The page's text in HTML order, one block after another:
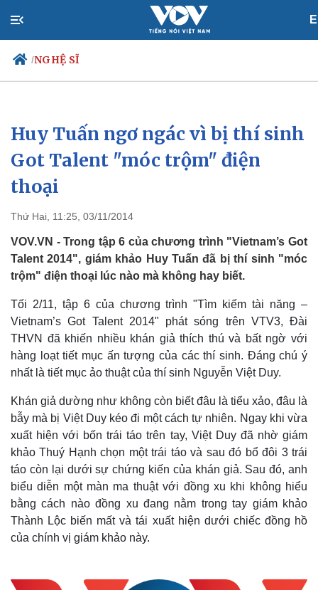
/NGHỆ SĨ
Chính trị
Đảng
Tổ chức nhân sự
Quốc hội
Nhận diện sự thật
Xã hội
Tin 24h
Dự báo thời tiết
Huy Tuấn ngơ ngác vì bị thí sinh
Got Talent "móc trộm" điện
thoại
Thứ Hai, 11:25, 03/11/2014
VOV.VN - Trong tập 6 của chương trình "Vietnam’s Got
Talent 2014", giám khảo Huy Tuấn đã bị thí sinh "móc
trộm" điện thoại lúc nào mà không hay biết.
Tối 2/11, tập 6 của chương trình "Tìm kiếm tài năng –
Vietnam’s Got Talent 2014" phát sóng trên VTV3, Đài
THVN đã khiến nhiều khán giả thích thú và bất ngờ với
hàng loạt tiết mục ấn tượng của các thí sinh. Đáng chú ý
nhất là tiết mục ảo thuật của thí sinh Nguyễn Việt Duy.
Khán giả dường như không còn biết đâu là tiểu xảo, đâu là
bẫy mà bị Việt Duy kéo đi một cách tự nhiên. Ngay khi vừa
xuất hiện với bốn trái táo trên tay, Việt Duy đã nhờ giám
khảo Thuý Hạnh chọn một trái táo và sau đó bổ đôi 3 trái
táo còn lại dưới sự chứng kiến của khán giả. Sau đó, anh
biểu diễn một màn ma thuật với đồng xu khi không hiểu
bằng cách nào đồng xu đang nằm trong tay giám khảo
Thành Lộc biến mất và tái xuất hiện dưới chiếc đồng hồ
của chính vị giám khảo này.